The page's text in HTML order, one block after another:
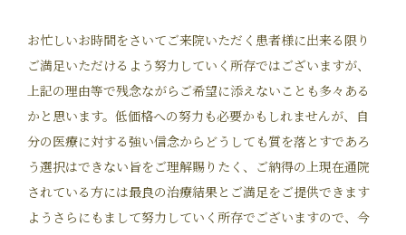
お忙しいお時間をさいてご来院いただく患者様に出来る限り
ご満足いただけるよう努力していく所存ではございますが、
上記の理由等で残念ながらご希望に添えないことも多々ある
かと思います。低価格への努力も必要かもしれませんが、自
分の医療に対する強い信念からどうしても質を落とすであろ
う選択はできない旨をご理解賜りたく、ご納得の上現在通院
されている方には最良の治療結果とご満足をご提供できます
ようさらにもまして努力していく所存でございますので、今